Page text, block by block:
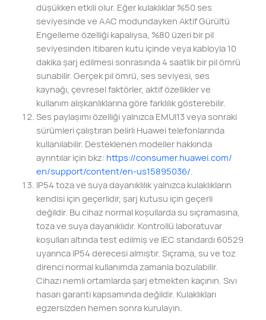
düşükken etkili olur. Eğer kulaklıklar %50 ses
seviyesinde ve AAC modundayken Aktif Gürültü
Engelleme özelliği kapalıysa, %80 üzeri bir pil
seviyesinden itibaren kutu içinde veya kabloyla 10
dakika şarj edilmesi sonrasında 4 saatlik bir pil ömrü
sunabilir. Gerçek pil ömrü, ses seviyesi, ses
kaynağı, çevresel faktörler, aktif özellikler ve
kullanım alışkanlıklarına göre farklılık gösterebilir.
Ses paylaşımı özelliği yalnızca EMUI13 veya sonraki
sürümleri çalıştıran belirli Huawei telefonlarında
kullanılabilir. Desteklenen modeller hakkında
ayrıntılar için bkz: https://consumer.huawei.com/
en/support/content/en-us15895036/
IP54 toza ve suya dayanıklılık yalnızca kulaklıkların
kendisi için geçerlidir, şarj kutusu için geçerli
değildir. Bu cihaz normal koşullarda su sıçramasına,
toza ve suya dayanıklıdır. Kontrollü laboratuvar
koşulları altında test edilmiş ve IEC standardı 60529
uyarınca IP54 derecesi almıştır. Sıçrama, su ve toz
direnci normal kullanımda zamanla bozulabilir.
Cihazı nemli ortamlarda şarj etmekten kaçının. Sıvı
hasarı garanti kapsamında değildir. Kulaklıkları
egzersizden hemen sonra kurulayın.